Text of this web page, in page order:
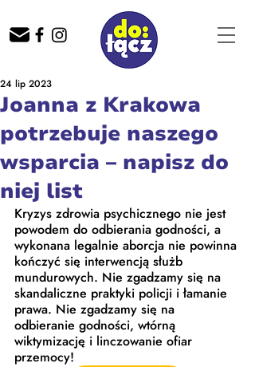
Joanna z Krakowa
potrzebuje naszego
wsparcia – napisz do
niej list
24 lip 2023
Kryzys zdrowia psychicznego nie jest
powodem do odbierania godności, a
wykonana legalnie aborcja nie powinna
kończyć się interwencją służb
mundurowych. Nie zgadzamy się na
skandaliczne praktyki policji i łamanie
prawa. Nie zgadzamy się na
odbieranie godności, wtórną
wiktymizację i linczowanie ofiar
przemocy!